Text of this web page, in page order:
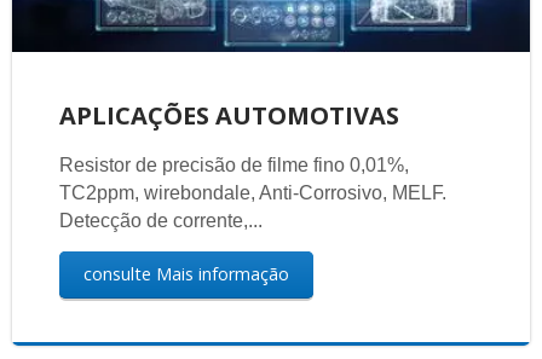
APLICAÇÕES AUTOMOTIVAS
Resistor de precisão de filme fino 0,01%,
TC2ppm, wirebondale, Anti-Corrosivo, MELF.
Detecção de corrente,...
consulte Mais informação